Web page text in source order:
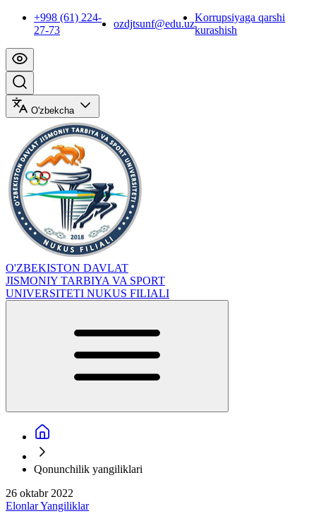
+998 (61) 224-
27-73
ozdjtsunf@edu.uz
Korrupsiyaga qarshi
kurashish
O'zbekcha
O'ZBEKISTON DAVLAT
JISMONIY TARBIYA VA SPORT
UNIVERSITETI NUKUS FILIALI
Qonunchilik yangiliklari
26 oktabr 2022
ElonlarYangiliklar